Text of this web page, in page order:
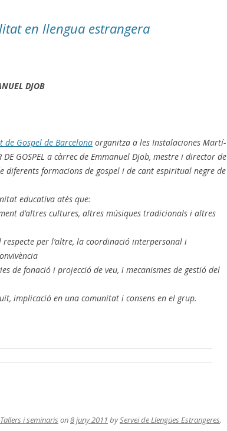
en llengua estrangera
DJOB
de Gospel de Barcelona organitza a les Instalaciones Martí-
DE GOSPEL a càrrec de Emmanuel Djob, mestre i director de
diferents formacions de gospel i de cant espiritual negre de
educativa atès que:
d’altres cultures, altres músiques tradicionals i altres
respecte per l’altre, la coordinació interpersonal i
de fonació i projecció de veu, i mecanismes de gestió del
implicació en una comunitat i consens en el grup.
Tallers i seminaris on8 juny 2011 byServei de Llengües Estrangeres.